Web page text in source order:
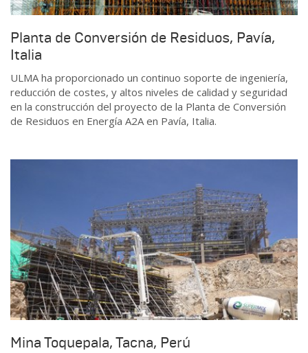
Planta de Conversión de Residuos, Pavía,
Italia
ULMA ha proporcionado un continuo soporte de ingeniería,
reducción de costes, y altos niveles de calidad y seguridad
en la construcción del proyecto de la Planta de Conversión
de Residuos en Energía A2A en Pavía, Italia.
Mina Toquepala, Tacna, Perú